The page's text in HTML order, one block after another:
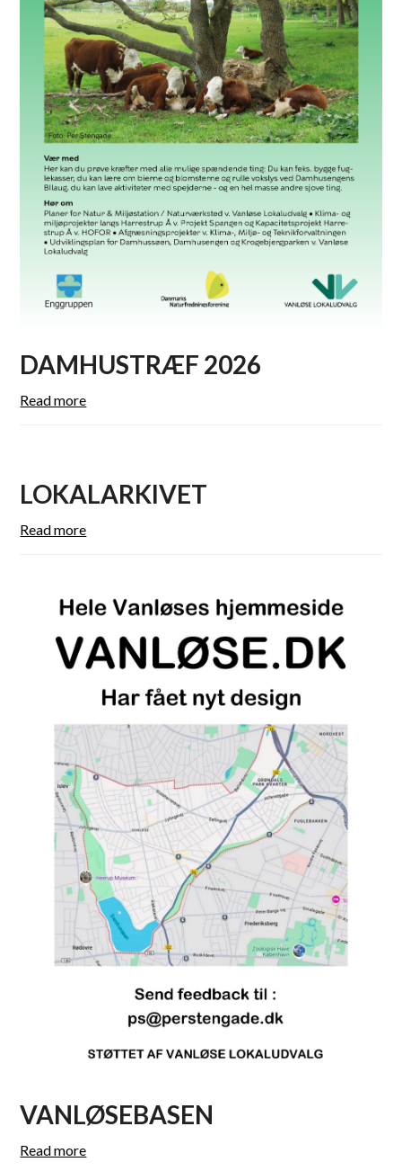
DAMHUSTRÆF 2026
Read more
LOKALARKIVET
Read more
VANLØSEBASEN
Read more